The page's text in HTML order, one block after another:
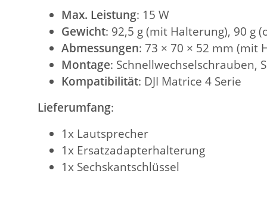
Max. Leistung: 15 W
Gewicht: 92,5 g (mit Halterung), 90 g
Abmessungen: 73 × 70 × 52 mm (mit
Montage: Schnellwechselschrauben,
Kompatibilität: DJI Matrice 4 Serie
Lieferumfang:
1x Lautsprecher
1x Ersatzadapterhalterung
1x Sechskantschlüssel